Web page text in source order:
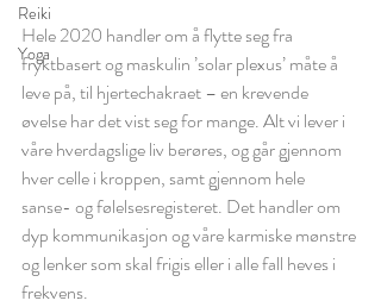
Reiki
Yoga
Hele 2020 handler om å flytte seg fra
fryktbasert og maskulin ’solar plexus’ måte å
leve på, til hjertechakraet – en krevende
øvelse har det vist seg for mange. Alt vi lever i
våre hverdagslige liv berøres, og går gjennom
hver celle i kroppen, samt gjennom hele
sanse- og følelsesregisteret. Det handler om
dyp kommunikasjon og våre karmiske mønstre
og lenker som skal frigis eller i alle fall heves i
frekvens.